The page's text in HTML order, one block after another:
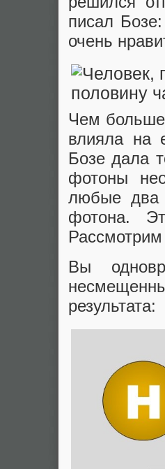
писал
очень
Чем
влияла на
Бозе дала
фотоны
любые два
фотона.
Вы
результата: